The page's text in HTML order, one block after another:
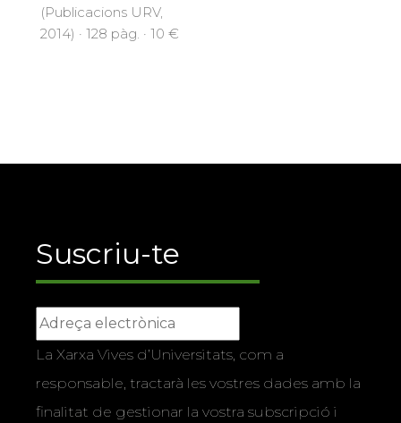
(Publicacions URV,
2014) · 128 pàg. · 10 €
Suscriu-te
La Xarxa Vives d’Universitats, com a
responsable, tractarà les vostres dades amb la
finalitat de gestionar la vostra subscripció i